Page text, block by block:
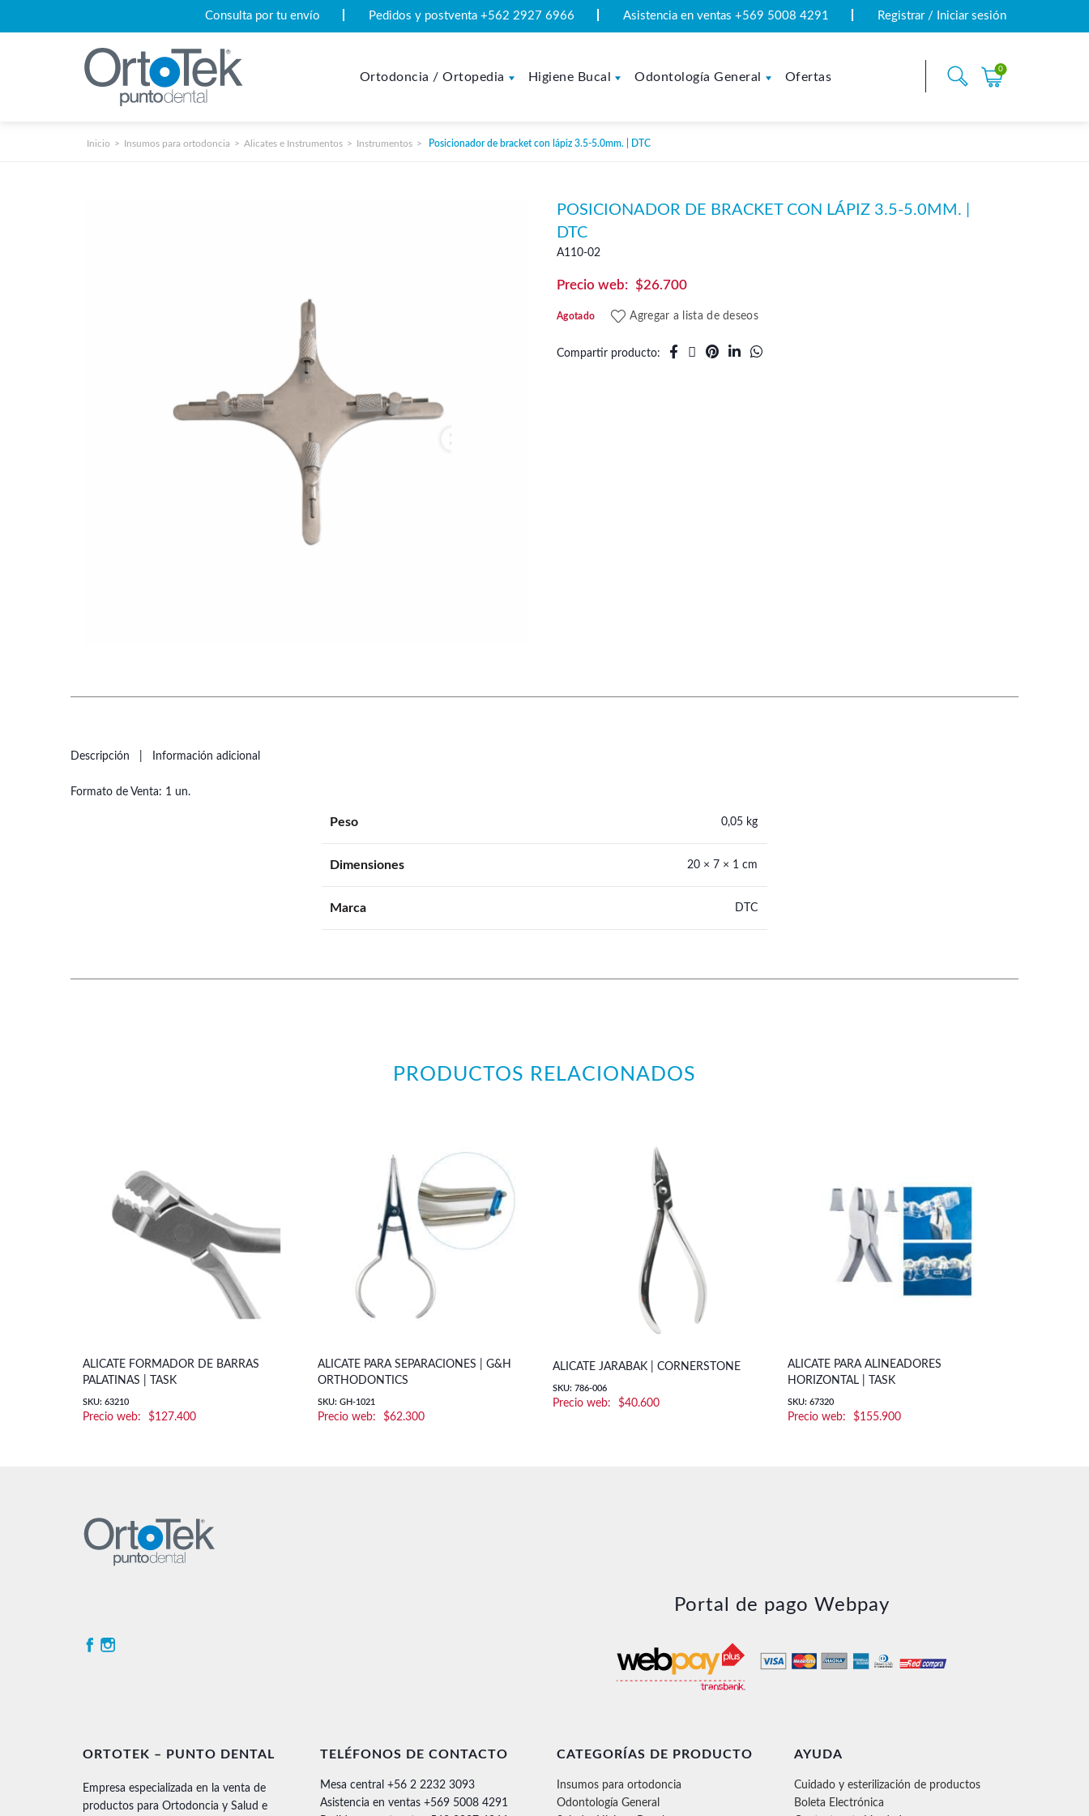
Consulta por tu envío Pedidos y postventa +562 2927 6966 Asistencia en ventas +569 5008 4291 Registrar / Iniciar sesión
Ortodoncia / Ortopedia Higiene Bucal Odontología General Ofertas
0
Inicio Insumos para ortodoncia Alicates e Instrumentos Instrumentos Posicionador de bracket con lápiz 3.5-5.0mm. | DTC
POSICIONADOR DE BRACKET CON LÁPIZ 3.5-5.0MM. |
DTC
A110-02
$26.700
Agotado Agregar a lista de deseos
Compartir producto
Descripción Información adicional
Formato de Venta: 1 un.
Peso 0,05 kg
Dimensiones 20 × 7 × 1 cm
Marca DTC
PRODUCTOS RELACIONADOS
ALICATE FORMADOR DE BARRAS
PALATINAS | TASK
SKU: 63210
$127.400
ALICATE PARA SEPARACIONES | G&H
ORTHODONTICS
SKU: GH-1021
$62.300
ALICATE JARABAK | CORNERSTONE
SKU: 786-006
$40.600
ALICATE PARA ALINEADORES
HORIZONTAL | TASK
SKU: 67320
$155.900
Portal de pago Webpay
ORTOTEK – PUNTO DENTAL
Empresa especializada en la venta de
productos para Ortodoncia y Salud e
TELÉFONOS DE CONTACTO
Mesa central +56 2 2232 3093
Asistencia en ventas +569 5008 4291
CATEGORÍAS DE PRODUCTO
Insumos para ortodoncia
Odontología General
AYUDA
Cuidado y esterilización de productos
Boleta Electrónica